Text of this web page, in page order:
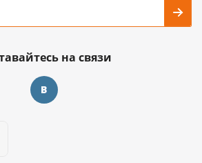
на связи